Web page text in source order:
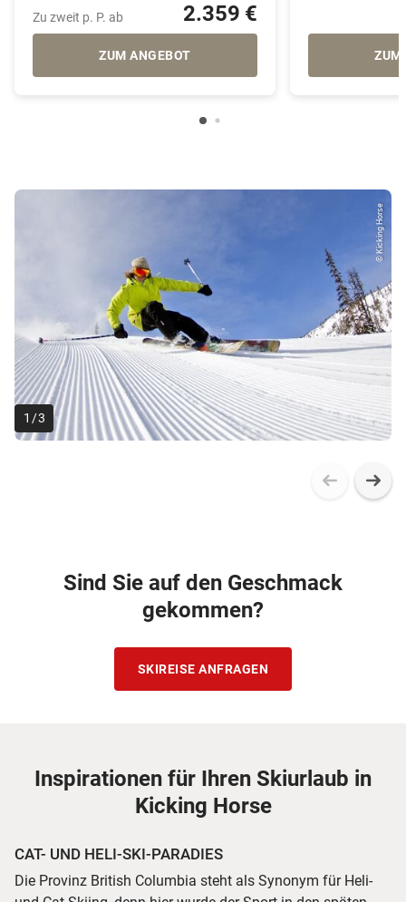
Zu zweit p. P. ab 2.359 €
ZUM ANGEBOT ZUM
© Kicking Horse
1 /3
Sind Sie auf den Geschmack
gekommen?
SKIREISE ANFRAGEN
Inspirationen für Ihren Skiurlaub in
Kicking Horse
CAT- UND HELI-SKI-PARADIES
Die Provinz British Columbia steht als Synonym für Heli-